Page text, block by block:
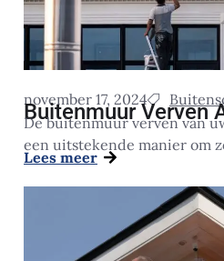
november 17, 2024
Buitenmuur Verven
De buitenmuur verven van
een uitstekende manier om
Lees meer